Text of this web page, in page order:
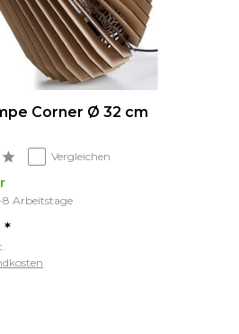
Corner Ø 32 cm
Vergleichen
8 Arbeitstage
*